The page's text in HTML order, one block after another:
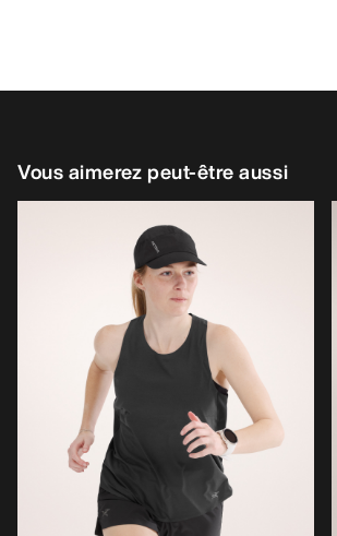
Vous aimerez peut-être aussi